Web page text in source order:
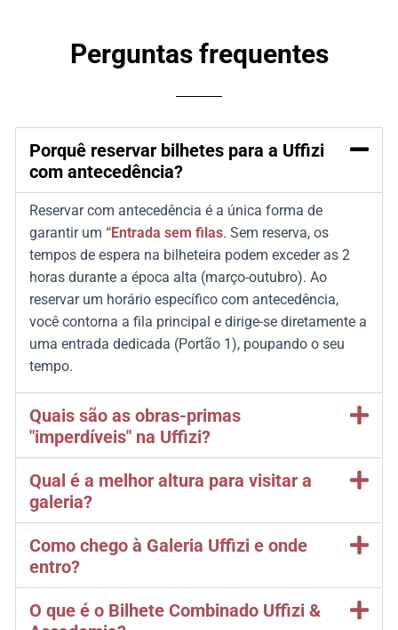
Perguntas frequentes
Porquê reservar bilhetes para a Uffizi
com antecedência?
Reservar com antecedência é a única forma de
garantir um “Entrada sem filas. Sem reserva, os
tempos de espera na bilheteira podem exceder as 2
horas durante a época alta (março-outubro). Ao
reservar um horário específico com antecedência,
você contorna a fila principal e dirige-se diretamente a
uma entrada dedicada (Portão 1), poupando o seu
tempo.
Quais são as obras-primas
"imperdíveis" na Uffizi?
Qual é a melhor altura para visitar a
galeria?
Como chego à Galeria Uffizi e onde
entro?
O que é o Bilhete Combinado Uffizi &